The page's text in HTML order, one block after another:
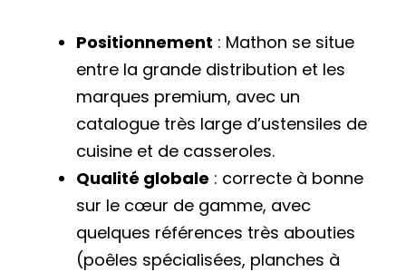
Positionnement : Mathon se situe
entre la grande distribution et les
marques premium, avec un
catalogue très large d’ustensiles de
cuisine et de casseroles.
Qualité globale : correcte à bonne
sur le cœur de gamme, avec
quelques références très abouties
(poêles spécialisées, planches à